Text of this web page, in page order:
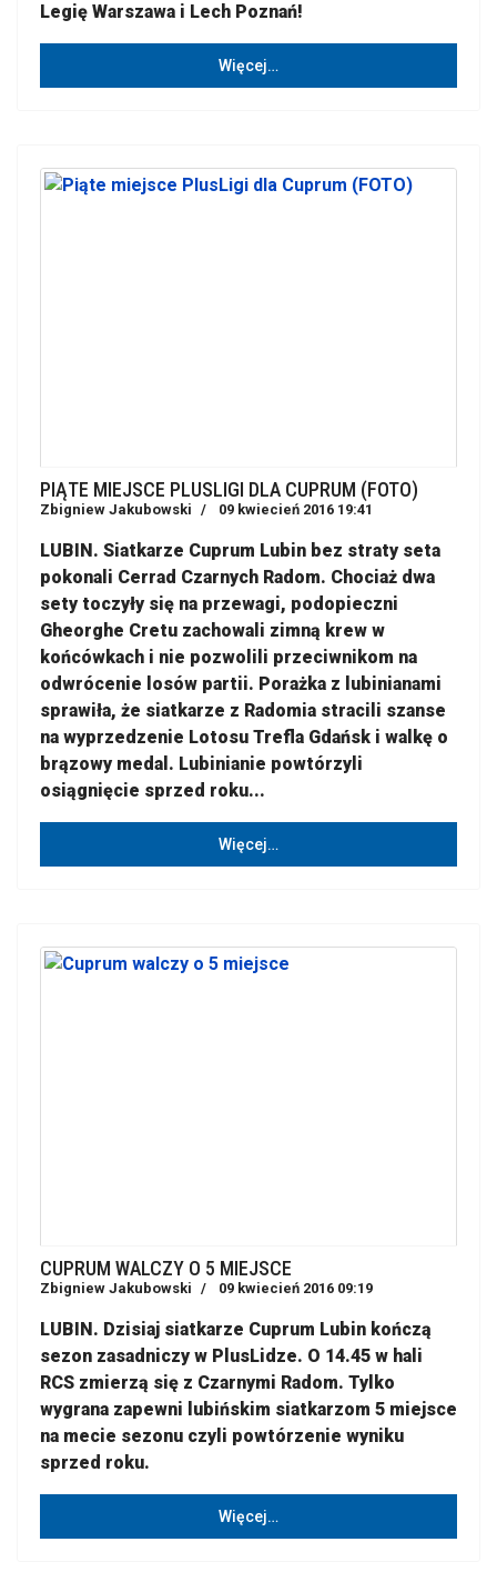
Legię Warszawa i Lech Poznań!
Więcej…
PIĄTE MIEJSCE PLUSLIGI DLA CUPRUM (FOTO)
Zbigniew Jakubowski 09 kwiecień 2016 19:41
LUBIN. Siatkarze Cuprum Lubin bez straty seta
pokonali Cerrad Czarnych Radom. Chociaż dwa
sety toczyły się na przewagi, podopieczni
Gheorghe Cretu zachowali zimną krew w
końcówkach i nie pozwolili przeciwnikom na
odwrócenie losów partii. Porażka z lubinianami
sprawiła, że siatkarze z Radomia stracili szanse
na wyprzedzenie Lotosu Trefla Gdańsk i walkę o
brązowy medal. Lubinianie powtórzyli
osiągnięcie sprzed roku...
Więcej…
CUPRUM WALCZY O 5 MIEJSCE
Zbigniew Jakubowski 09 kwiecień 2016 09:19
LUBIN. Dzisiaj siatkarze Cuprum Lubin kończą
sezon zasadniczy w PlusLidze. O 14.45 w hali
RCS zmierzą się z Czarnymi Radom. Tylko
wygrana zapewni lubińskim siatkarzom 5 miejsce
na mecie sezonu czyli powtórzenie wyniku
sprzed roku.
Więcej…